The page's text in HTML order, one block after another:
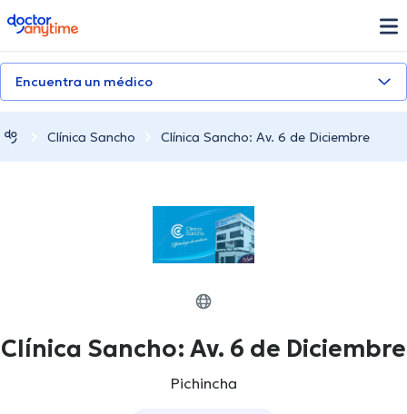
doctoranytime
Encuentra un médico
Clínica Sancho Clínica Sancho: Av. 6 de Diciembre
Clínica Sancho: Av. 6 de Diciembre
Pichincha